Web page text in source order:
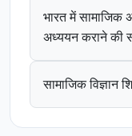
भारत में
अध्ययन कराने की
सामाजिक विज्ञान